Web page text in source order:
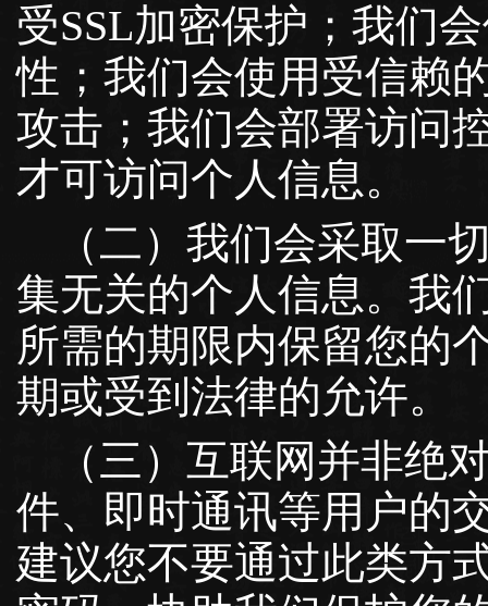
受SSL加密保护；我们
性；我们会使用受信赖
攻击；我们会部署访问
才可访问个人信息。
（二）我们会采取一
集无关的个人信息。我
所需的期限内保留您的
期或受到法律的允许。
（三）互联网并非绝
件、即时通讯等用户的
建议您不要通过此类方